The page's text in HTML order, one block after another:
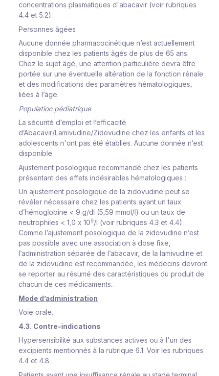
concentrations plasmatiques d'abacavir (voir rubriques
4.4 et 5.2).
Personnes âgées
Aucune donnée pharmacocinétique n’est actuellement
disponible chez les patients âgés de plus de 65 ans.
Chez le sujet âgé, une attention particulière devra être
portée sur une éventuelle altération de la fonction rénale
et des modifications des paramètres hématologiques,
liées à l’âge.
Population pédiatrique
La sécurité d’emploi et l’efficacité
d’Abacavir/Lamivudine/Zidovudine chez les enfants et les
adolescents n'ont pas été établies. Aucune donnée n’est
disponible.
Ajustement posologique recommandé chez les patients
présentant des effets indésirables hématologiques :
Un ajustement posologique de la zidovudine peut se
révéler nécessaire chez les patients ayant un taux
d’hémoglobine < 9 g/dl (5,59 mmol/l) ou un taux de
neutrophiles < 1,0 x 109/l (voir rubriques 4.3 et 4.4).
Comme l’ajustement posologique de la zidovudine n’est
pas possible avec une association à dose fixe,
l’administration séparée de l’abacavir, de la lamivudine et
de la zidovudine est recommandée, les médecins devront
se reporter au résumé des caractéristiques du produit de
chacun de ces médicaments..
Mode d’administration
Voie orale.
4.3. Contre-indications
Hypersensibilité aux substances actives ou à l'un des
excipients mentionnés à la rubrique 6.1. Voir les rubriques
4.4 et 4.8.